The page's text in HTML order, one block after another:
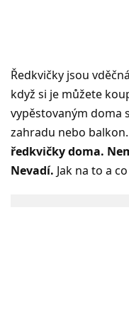
Ředkvičky jsou
když si je můžete
vypěstovaným doma
zahradu nebo balkon.
ředkvičky doma.
Nevadí. Jak na to a